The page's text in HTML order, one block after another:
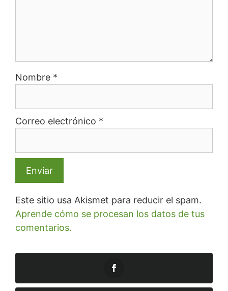
Nombre *
Correo electrónico *
Este sitio usa Akismet para reducir el spam.
Aprende cómo se procesan los datos de tus
comentarios.